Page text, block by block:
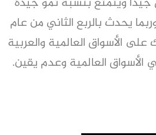
يحدث بالربع الثاني من عام
على الأسواق العالمية والعربية
العالمية وعدم يقين.